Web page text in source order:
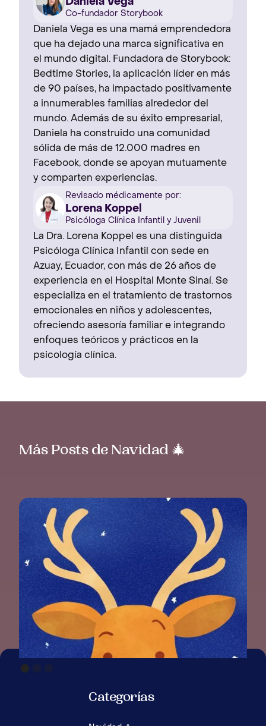
Daniela Vega
Co-fundador Storybook
Daniela Vega es una mamá emprendedora
que ha dejado una marca significativa en
el mundo digital. Fundadora de Storybook:
Bedtime Stories, la aplicación líder en más
de 90 países, ha impactado positivamente
a innumerables familias alrededor del
mundo. Además de su éxito empresarial,
Daniela ha construido una comunidad
sólida de más de 12.000 madres en
Facebook, donde se apoyan mutuamente
y comparten experiencias.
Revisado médicamente por:
Lorena Koppel
Psicóloga Clínica Infantil y Juvenil
La Dra. Lorena Koppel es una distinguida
Psicóloga Clínica Infantil con sede en
Azuay, Ecuador, con más de 26 años de
experiencia en el Hospital Monte Sinaí. Se
especializa en el tratamiento de trastornos
emocionales en niños y adolescentes,
ofreciendo asesoría familiar e integrando
enfoques teóricos y prácticos en la
psicología clínica.
Más Posts de Navidad 🎄
Categorías